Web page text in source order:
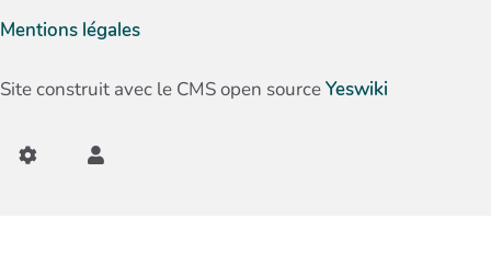
Mentions légales
Site construit avec le CMS open sourceYeswiki